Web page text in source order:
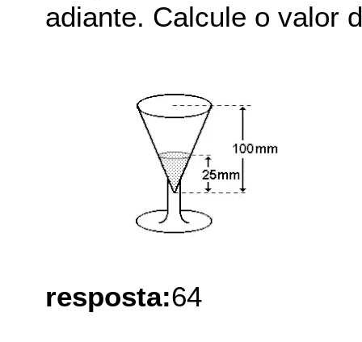
adiante. Calcule o valor
resposta:64